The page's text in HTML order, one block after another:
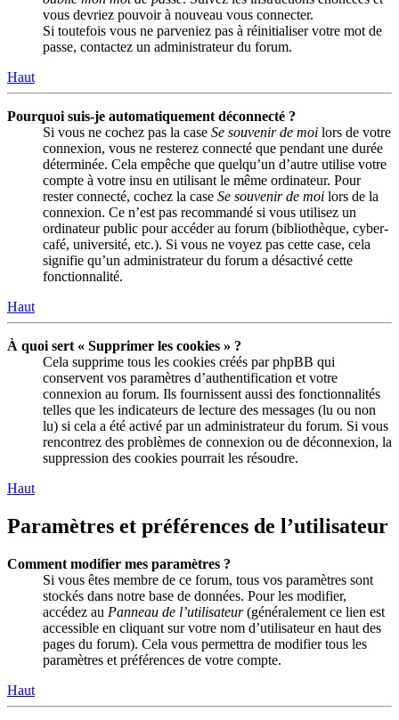
vous devriez pouvoir à nouveau vous connecter.
Si toutefois vous ne parveniez pas à réinitialiser votre mot de
passe, contactez un administrateur du forum.
Haut
Pourquoi suis-je automatiquement déconnecté ?
Si vous ne cochez pas la case Se souvenir de moi lors de votre
connexion, vous ne resterez connecté que pendant une durée
déterminée. Cela empêche que quelqu’un d’autre utilise votre
compte à votre insu en utilisant le même ordinateur. Pour
rester connecté, cochez la case Se souvenir de moi lors de la
connexion. Ce n’est pas recommandé si vous utilisez un
ordinateur public pour accéder au forum (bibliothèque, cyber-
café, université, etc.). Si vous ne voyez pas cette case, cela
signifie qu’un administrateur du forum a désactivé cette
fonctionnalité.
Haut
À quoi sert « Supprimer les cookies » ?
Cela supprime tous les cookies créés par phpBB qui
conservent vos paramètres d’authentification et votre
connexion au forum. Ils fournissent aussi des fonctionnalités
telles que les indicateurs de lecture des messages (lu ou non
lu) si cela a été activé par un administrateur du forum. Si vous
rencontrez des problèmes de connexion ou de déconnexion, la
suppression des cookies pourrait les résoudre.
Haut
Paramètres et préférences de l’utilisateur
Comment modifier mes paramètres ?
Si vous êtes membre de ce forum, tous vos paramètres sont
stockés dans notre base de données. Pour les modifier,
accédez au Panneau de l’utilisateur(généralement ce lien est
accessible en cliquant sur votre nom d’utilisateur en haut des
pages du forum). Cela vous permettra de modifier tous les
paramètres et préférences de votre compte.
Haut